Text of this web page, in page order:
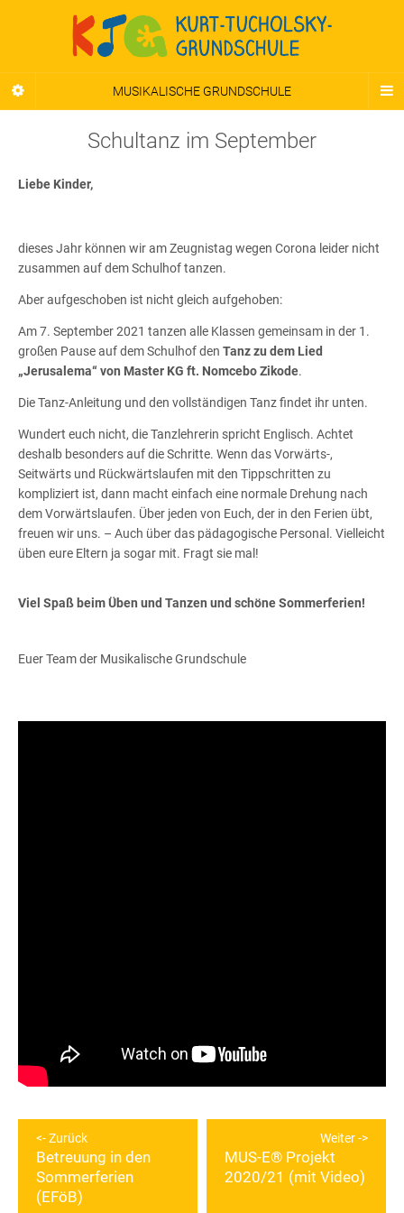
MUSIKALISCHE GRUNDSCHULE
Schultanz im September
Liebe Kinder,
dieses Jahr können wir am Zeugnistag wegen Corona leider nicht
zusammen auf dem Schulhof tanzen.
Aber aufgeschoben ist nicht gleich aufgehoben:
Am 7. September 2021 tanzen alle Klassen gemeinsam in der 1.
großen Pause auf dem Schulhof den Tanz zu dem Lied
„Jerusalema“ von Master KG ft. Nomcebo Zikode.
Die Tanz-Anleitung und den vollständigen Tanz findet ihr unten.
Wundert euch nicht, die Tanzlehrerin spricht Englisch. Achtet
deshalb besonders auf die Schritte. Wenn das Vorwärts-,
Seitwärts und Rückwärtslaufen mit den Tippschritten zu
kompliziert ist, dann macht einfach eine normale Drehung nach
dem Vorwärtslaufen. Über jeden von Euch, der in den Ferien übt,
freuen wir uns. – Auch über das pädagogische Personal. Vielleicht
üben eure Eltern ja sogar mit. Fragt sie mal!
Viel Spaß beim Üben und Tanzen und schöne Sommerferien!
Euer Team der Musikalische Grundschule
Beitragsnavigation
Zurück
Vorheriger
Beitrag:
Betreuung in den
Sommerferien
(EFöB)
Weiter
Nächster
Beitrag:
MUS-E® Projekt
2020/21 (mit Video)